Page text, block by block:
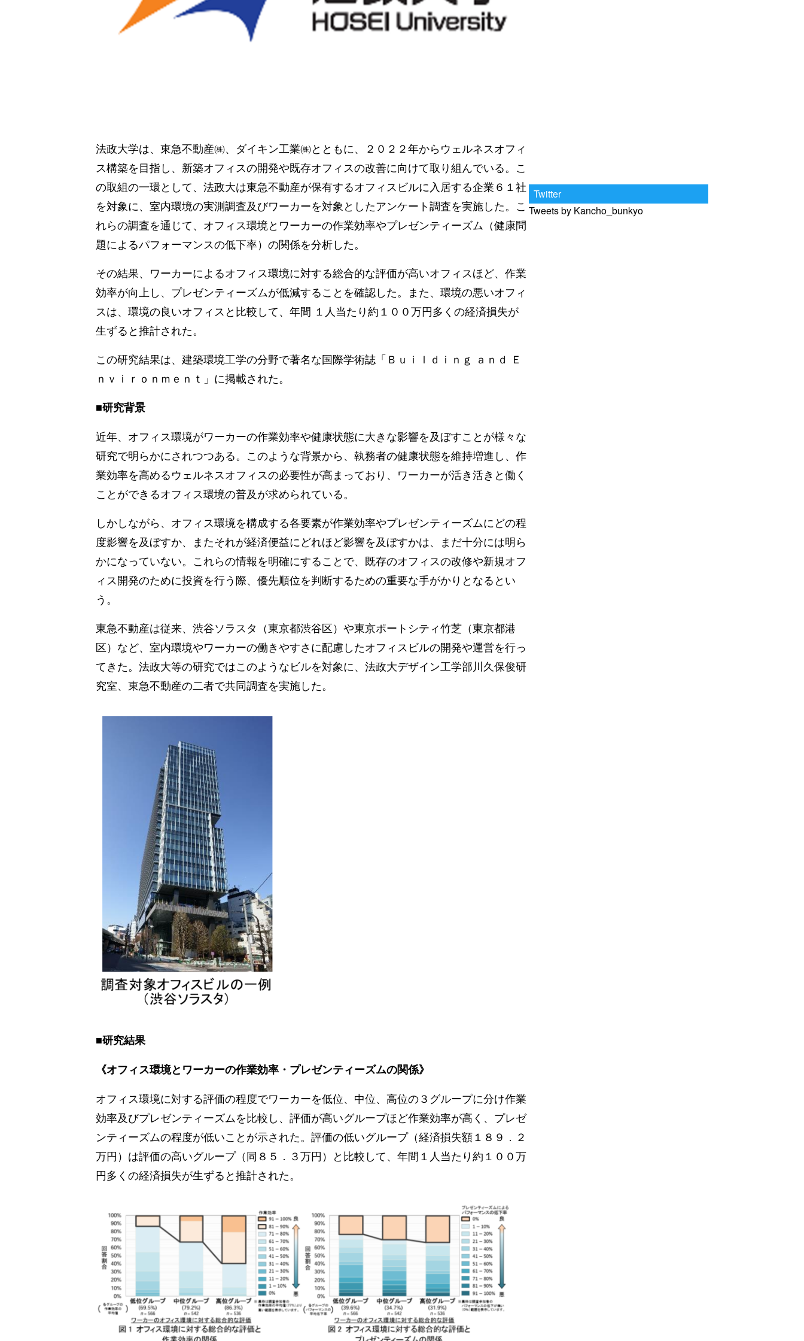
法政大学は、東急不動産㈱、ダイキン工業㈱とともに、２０２２年からウェルネスオフィ
ス構築を目指し、新築オフィスの開発や既存オフィスの改善に向けて取り組んでいる。こ
の取組の一環として、法政大は東急不動産が保有するオフィスビルに入居する企業６１社
を対象に、室内環境の実測調査及びワーカーを対象としたアンケート調査を実施した。こ
れらの調査を通じて、オフィス環境とワーカーの作業効率やプレゼンティーズム（健康問
題によるパフォーマンスの低下率）の関係を分析した。
その結果、ワーカーによるオフィス環境に対する総合的な評価が高いオフィスほど、作業
効率が向上し、プレゼンティーズムが低減することを確認した。また、環境の悪いオフィ
スは、環境の良いオフィスと比較して、年間 １人当たり約１００万円多くの経済損失が
生ずると推計された。
この研究結果は、建築環境工学の分野で著名な国際学術誌「Ｂｕｉｌｄｉｎｇ ａｎｄ Ｅ
ｎｖｉｒｏｎｍｅｎｔ」に掲載された。
■研究背景
近年、オフィス環境がワーカーの作業効率や健康状態に大きな影響を及ぼすことが様々な
研究で明らかにされつつある。このような背景から、執務者の健康状態を維持増進し、作
業効率を高めるウェルネスオフィスの必要性が高まっており、ワーカーが活き活きと働く
ことができるオフィス環境の普及が求められている。
しかしながら、オフィス環境を構成する各要素が作業効率やプレゼンティーズムにどの程
度影響を及ぼすか、またそれが経済便益にどれほど影響を及ぼすかは、まだ十分には明ら
かになっていない。これらの情報を明確にすることで、既存のオフィスの改修や新規オフ
ィス開発のために投資を行う際、優先順位を判断するための重要な手がかりとなるとい
う。
東急不動産は従来、渋谷ソラスタ（東京都渋谷区）や東京ポートシティ竹芝（東京都港
区）など、室内環境やワーカーの働きやすさに配慮したオフィスビルの開発や運営を行っ
てきた。法政大等の研究ではこのようなビルを対象に、法政大デザイン工学部川久保俊研
究室、東急不動産の二者で共同調査を実施した。
■研究結果
《オフィス環境とワーカーの作業効率・プレゼンティーズムの関係》
オフィス環境に対する評価の程度でワーカーを低位、中位、高位の３グループに分け作業
効率及びプレゼンティーズムを比較し、評価が高いグループほど作業効率が高く、プレゼ
ンティーズムの程度が低いことが示された。評価の低いグループ（経済損失額１８９．２
万円）は評価の高いグループ（同８５．３万円）と比較して、年間１人当たり約１００万
円多くの経済損失が生ずると推計された。
Twitter
Tweets by Kancho_bunkyo